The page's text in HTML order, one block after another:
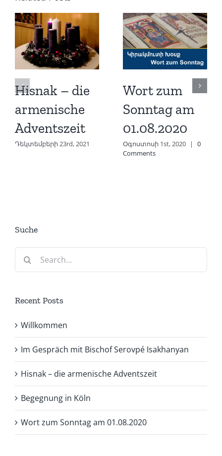
Hisnak – die
armenische
Adventszeit
Դեկտեմբերի 23rd, 2021
Wort zum
Sonntag am
01.08.2020
Օգոստոսի 1st, 2020 |
0
Comments
Suche
Search
Recent Posts
Willkommen
Im Gespräch mit Bischof Serovpé Isakhanyan
Hisnak – die armenische Adventszeit
Begegnung in Köln
Wort zum Sonntag am 01.08.2020